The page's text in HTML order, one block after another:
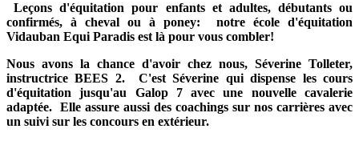
Leçons d'équitation pour enfants et adultes, débutants ou
confirmés, à cheval ou à poney: notre école d'équitation
Vidauban Equi Paradis est là pour vous combler!
Nous avons la chance d'avoir chez nous, Séverine Tolleter,
instructrice BEES 2. C'est Séverine qui dispense les cours
d'équitation jusqu'au Galop 7 avec une nouvelle cavalerie
adaptée. Elle assure aussi des coachings sur nos carrières avec
un suivi sur les concours en extérieur.